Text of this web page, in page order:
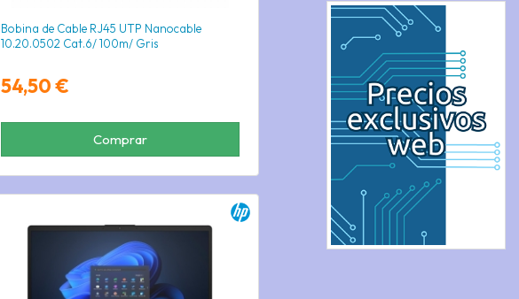
Bobina de Cable RJ45 UTP Nanocable
10.20.0502 Cat.6/ 100m/ Gris
54,50 €
Comprar